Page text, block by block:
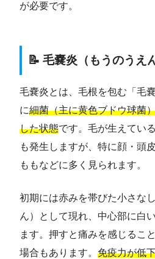
が必要です。
📝 毛嚢炎（もうのうえ
毛嚢炎とは、毛根を包む「毛
に細菌（主に黄色ブドウ球菌
した状態です。毛が生えてい
も発生しますが、特に顔・頭
ももなどに多く見られます。
初期には赤みを帯びた小さな
ん）として現れ、中心部に白
ます。押すと痛みを感じるこ
場合もあります。 免疫力が低